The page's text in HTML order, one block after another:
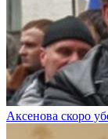
Аксенова скоро